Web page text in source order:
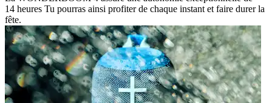
14 heures Tu pourras ainsi profiter de chaque instant et faire durer la
fête.